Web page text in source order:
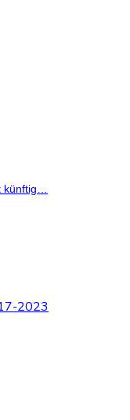
künftig…
2023